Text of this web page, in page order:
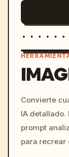
Convierte
IA detallado.
prompt
para recrear